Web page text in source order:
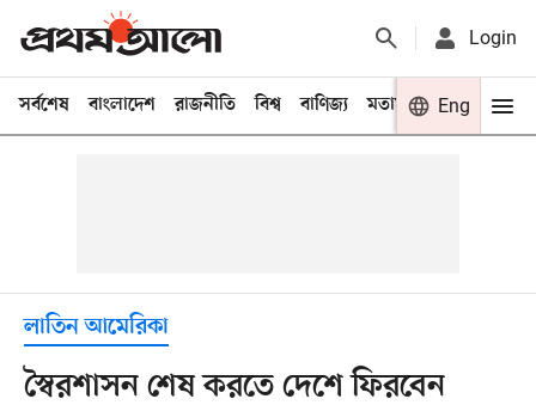
Login
সর্বশেষ বাংলাদেশ রাজনীতি বিশ্ব বাণিজ্য মতামত খেলা
Eng
লাতিন আমেরিকা
স্বৈরশাসন শেষ করতে দেশে ফিরবেন